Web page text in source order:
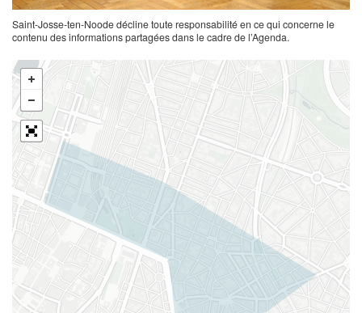
Saint-Josse-ten-Noode décline toute responsabilité en ce qui concerne le
contenu des informations partagées dans le cadre de l’Agenda.